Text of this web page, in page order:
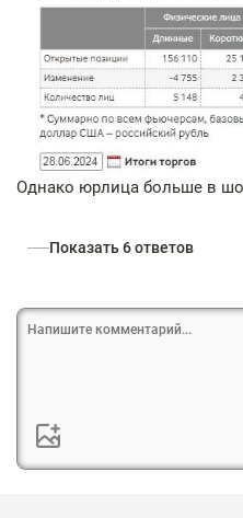
Однако юрлица больше в
Показать 6 ответов